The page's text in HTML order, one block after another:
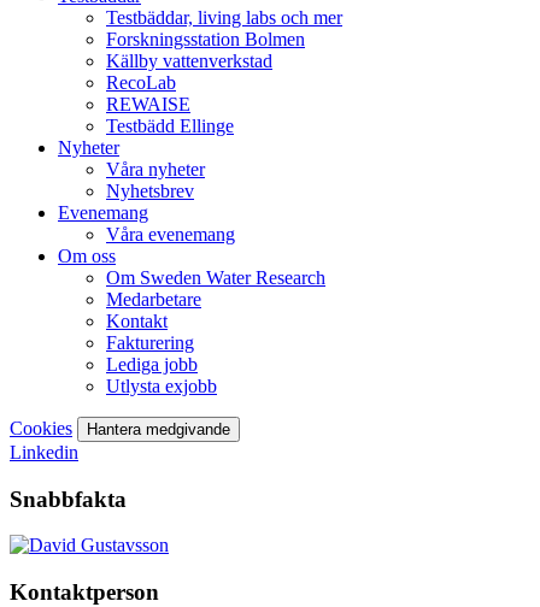
Testbäddar, living labs och mer
Forskningsstation Bolmen
Källby vattenverkstad
RecoLab
REWAISE
Testbädd Ellinge
Nyheter
Våra nyheter
Nyhetsbrev
Evenemang
Våra evenemang
Om oss
Om Sweden Water Research
Medarbetare
Kontakt
Fakturering
Lediga jobb
Utlysta exjobb
Cookies Hantera medgivande
Linkedin
Snabbfakta
Kontaktperson